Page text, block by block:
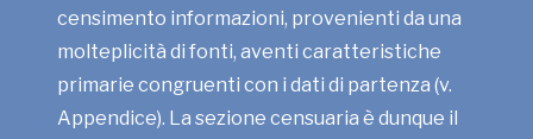
censimento informazioni, provenienti da una
molteplicità di fonti, aventi caratteristiche
primarie congruenti con i dati di partenza (v.
Appendice). La sezione censuaria è dunque il